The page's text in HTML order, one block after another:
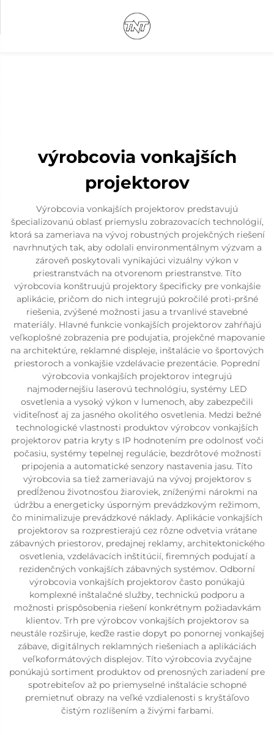
výrobcovia vonkajších
projektorov
Výrobcovia vonkajších projektorov predstavujú
špecializovanú oblasť priemyslu zobrazovacích technológií,
ktorá sa zameriava na vývoj robustných projekčných riešení
navrhnutých tak, aby odolali environmentálnym výzvam a
zároveň poskytovali vynikajúci vizuálny výkon v
priestranstvách na otvorenom priestranstve. Títo
výrobcovia konštruujú projektory špecificky pre vonkajšie
aplikácie, pričom do nich integrujú pokročilé proti-pršné
riešenia, zvýšené možnosti jasu a trvanlivé stavebné
materiály. Hlavné funkcie vonkajších projektorov zahŕňajú
veľkoplošné zobrazenia pre podujatia, projekčné mapovanie
na architektúre, reklamné displeje, inštalácie vo športových
priestoroch a vonkajšie vzdelávacie prezentácie. Poprední
výrobcovia vonkajších projektorov integrujú
najmodernejšiu laserovú technológiu, systémy LED
osvetlenia a vysoký výkon v lumenoch, aby zabezpečili
viditeľnosť aj za jasného okolitého osvetlenia. Medzi bežné
technologické vlastnosti produktov výrobcov vonkajších
projektorov patria kryty s IP hodnotením pre odolnosť voči
počasiu, systémy tepelnej regulácie, bezdrôtové možnosti
pripojenia a automatické senzory nastavenia jasu. Títo
výrobcovia sa tiež zameriavajú na vývoj projektorov s
predĺženou životnosťou žiaroviek, zníženými nárokmi na
údržbu a energeticky úsporným prevádzkovým režimom,
čo minimalizuje prevádzkové náklady. Aplikácie vonkajších
projektorov sa rozprestierajú cez rôzne odvetvia vrátane
zábavných priestorov, predajnej reklamy, architektonického
osvetlenia, vzdelávacích inštitúcií, firemných podujatí a
rezidenčných vonkajších zábavných systémov. Odborní
výrobcovia vonkajších projektorov často ponúkajú
komplexné inštalačné služby, technickú podporu a
možnosti prispôsobenia riešení konkrétnym požiadavkám
klientov. Trh pre výrobcov vonkajších projektorov sa
neustále rozširuje, keďže rastie dopyt po ponornej vonkajšej
zábave, digitálnych reklamných riešeniach a aplikáciách
veľkoformátových displejov. Títo výrobcovia zvyčajne
ponúkajú sortiment produktov od prenosných zariadení pre
spotrebiteľov až po priemyselné inštalácie schopné
premietnuť obrazy na veľké vzdialenosti s kryštáľovo
čistým rozlíšením a živými farbami.